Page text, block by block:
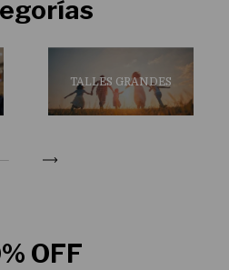
TALLES GRANDES
OFF